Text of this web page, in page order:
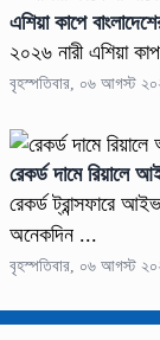
এশিয়া কাপে
২০২৬ নারী এশিয়া
বৃহস্পতিবার, ০৬ আগস্ট
রেকর্ড দামে রিয়ালে
রেকর্ড ট্রান্সফারে
অনেকদিন ...
বৃহস্পতিবার, ০৬ আগস্ট